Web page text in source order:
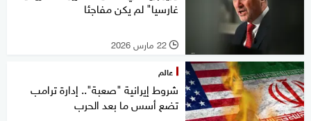
غارسيا" لم يكن مفاجئا
l 22 مارس 2026
عالم
شروط إيرانية "صعبة".. إدارة ترامب
تضع أسس ما بعد الحرب